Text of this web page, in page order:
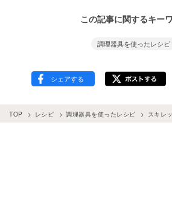
この記事に関するキー
調理器具を使ったレシピ
TOP レシピ 調理器具を使ったレシピ スキレ